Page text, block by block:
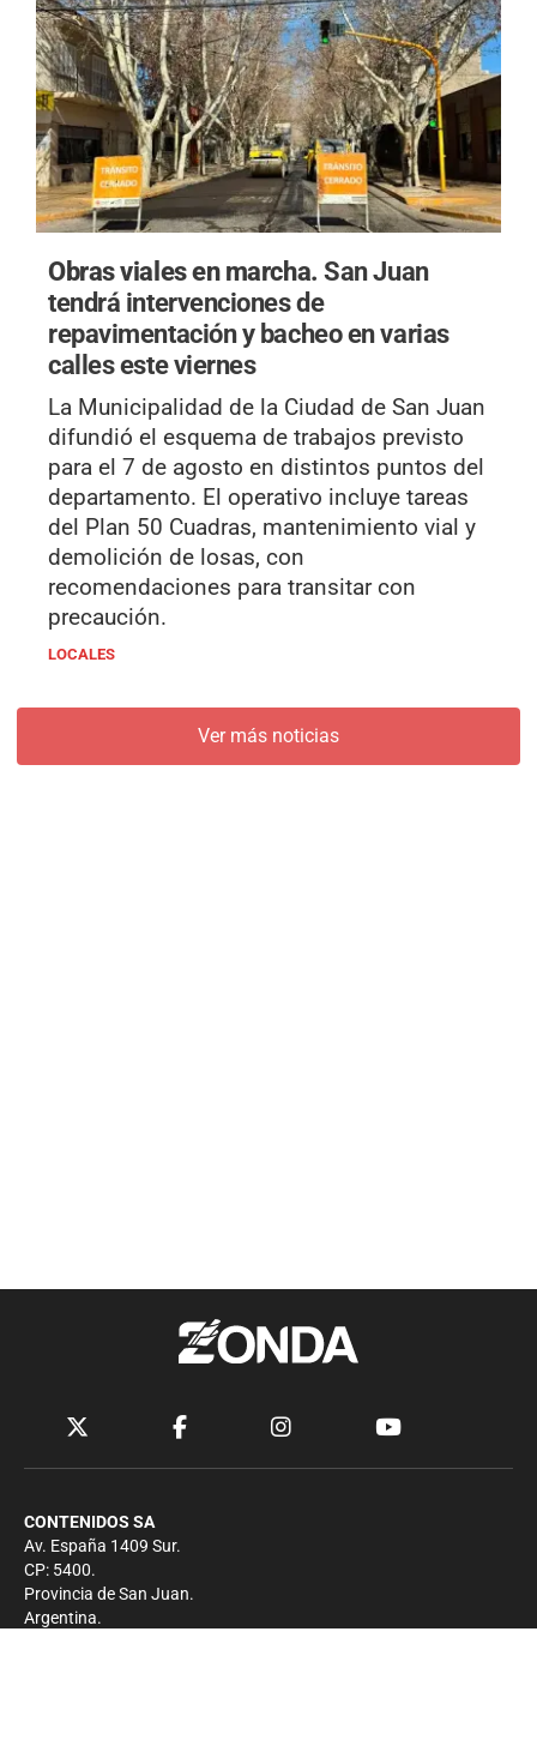
Obras viales en marcha.San Juan
tendrá intervenciones de
repavimentación y bacheo en varias
calles este viernes
La Municipalidad de la Ciudad de San Juan
difundió el esquema de trabajos previsto
para el 7 de agosto en distintos puntos del
departamento. El operativo incluye tareas
del Plan 50 Cuadras, mantenimiento vial y
demolición de losas, con
recomendaciones para transitar con
precaución.
LOCALES
Ver más noticias
CONTENIDOS SA
Av. España 1409 Sur.
CP: 5400.
Provincia de San Juan.
Argentina.